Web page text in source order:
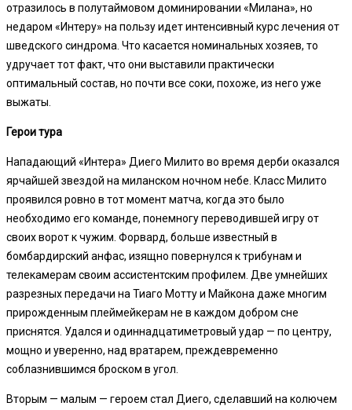
отразилось в полутаймовом доминировании «Милана», но
недаром «Интеру» на пользу идет интенсивный курс лечения от
шведского синдрома. Что касается номинальных хозяев, то
удручает тот факт, что они выставили практически
оптимальный состав, но почти все соки, похоже, из него уже
выжаты.
Герои тура
Нападающий «Интера» Диего Милито во время дерби оказался
ярчайшей звездой на миланском ночном небе. Класс Милито
проявился ровно в тот момент матча, когда это было
необходимо его команде, понемногу переводившей игру от
своих ворот к чужим. Форвард, больше известный в
бомбардирский анфас, изящно повернулся к трибунам и
телекамерам своим ассистентским профилем. Две умнейших
разрезных передачи на Тиаго Мотту и Майкона даже многим
прирожденным плеймейкерам не в каждом добром сне
приснятся. Удался и одиннадцатиметровый удар — по центру,
мощно и уверенно, над вратарем, преждевременно
соблазнившимся броском в угол.
Вторым — малым — героем стал Диего, сделавший на колючем